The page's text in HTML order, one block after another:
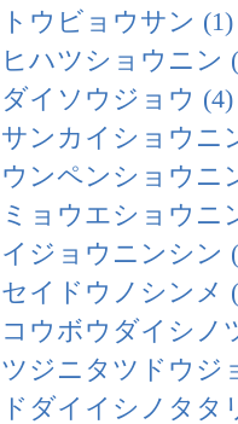
トウビョウサン (1)
ヒハツショウニン
ダイソウジョウ (4)
サンカイショウニ
ウンペンショウニ
ミョウエショウニ
イジョウニンシン
セイドウノシンメ
コウボウダイシノ
ツジニタツドウジ
ドダイイシノタタ